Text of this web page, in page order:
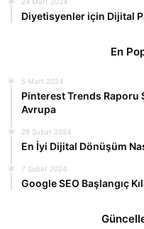
Diyetisyenler için Dijital
En
5 Mart 2024
Pinterest Trends Raporu
Avrupa
29 Şubat 2024
En İyi Dijital Dönüşüm
7 Şubat 2024
Google SEO Başlangıç